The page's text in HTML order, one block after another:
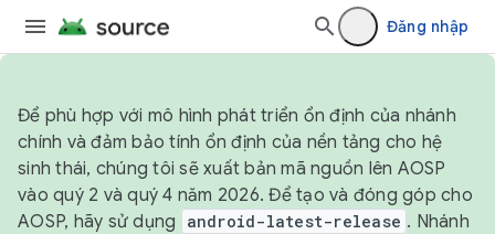
Đăng nhập
Để phù hợp với mô hình phát triển ổn định của nhánh
chính và đảm bảo tính ổn định của nền tảng cho hệ
sinh thái, chúng tôi sẽ xuất bản mã nguồn lên AOSP
vào quý 2 và quý 4 năm 2026. Để tạo và đóng góp cho
AOSP, hãy sử dụng
android-latest-release . Nhánh